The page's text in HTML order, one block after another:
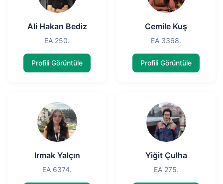
Ali Hakan Bediz
EA 250.
Profili Görüntüle
Cemile Kuş
EA 3368.
Profili Görüntüle
Irmak Yalçın
EA 6374.
Yiğit Çulha
EA 275.